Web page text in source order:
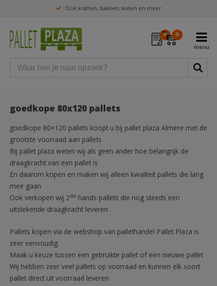
Ook kratten, bakken, kisten en meer
0 0
goedkope 80x120 pallets
goedkope 80×120 pallets koopt u bij pallet plaza Almere met de
grootste voorraad aan pallets
Bij pallet plaza weten wij als geen ander hoe belangrijk de
draagkracht van een pallet is
En daarom kopen en maken wij alleen kwaliteit pallets die lang
mee gaan
Ook verkopen wij 2de hands pallets die nog steeds een
uitstekende draagkracht leveren
Pallets kopen via de webshop van pallethandel Pallet Plaza is
zeer eenvoudig.
Maak u keuze tussen een gebruikte pallet of een nieuwe pallet
Wij hebben zeer veel pallets op voorraad en kunnen elk soort
pallet direct uit voorraad leveren